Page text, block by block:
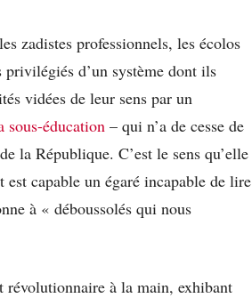
zadistes professionnels, les écolos
d’un système dont ils
vidées de leur sens par un
sous-éducation – qui n’a de cesse de
la République. C’est le sens qu’elle
capable un égaré incapable de lire
à « déboussolés qui nous
à la main, exhibant